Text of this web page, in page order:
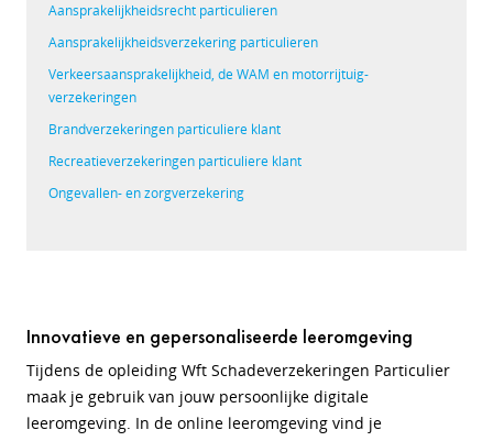
Aansprakelijkheidsrecht particulieren
Aansprakelijkheidsverzekering ­particulieren
Verkeersaansprakelijkheid, de WAM en ­motorrijtuig­
verzekeringen
Brandverzekeringen particuliere klant
Recreatieverzekeringen particuliere klant
Ongevallen- en zorgverzekering
Innovatieve en gepersonaliseerde leeromgeving
Tijdens de opleiding Wft Schadeverzekeringen Particulier
maak je gebruik van jouw persoonlijke digitale
leeromgeving. In de online leeromgeving vind je